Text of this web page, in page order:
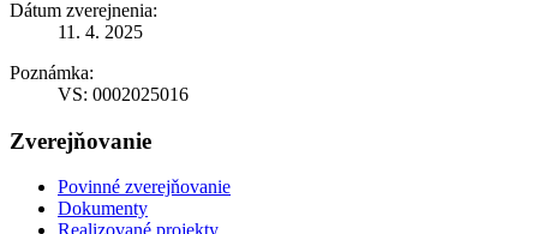
Dátum zverejnenia:
11. 4. 2025
Poznámka:
VS: 0002025016
Zverejňovanie
Povinné zverejňovanie
Dokumenty